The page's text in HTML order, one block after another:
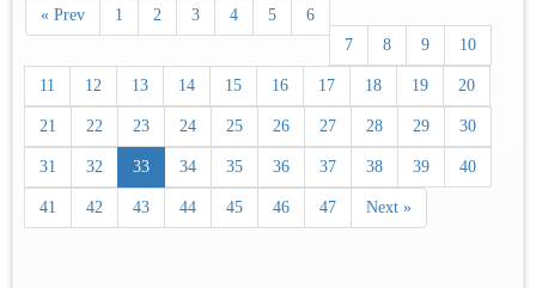
« Prev 1 2 3 4 5
6
7
8 9 10
11 12 13 14 15 16 17 18 19 20
21 22 23 24 25 26 27 28 29 30
31 32 33 34 35 36 37 38 39 40
41 42 43 44 45 46 47 Next »